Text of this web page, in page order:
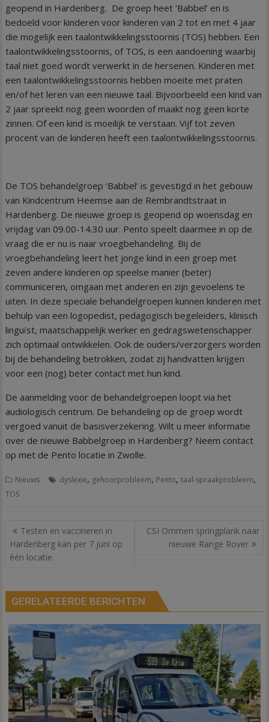
geopend in Hardenberg. De groep heet ‘Babbel’ en is
bedoeld voor kinderen voor kinderen van 2 tot en met 4 jaar
die mogelijk een taalontwikkelingsstoornis (TOS) hebben. Een
taalontwikkelingsstoornis, of TOS, is een aandoening waarbij
taal niet goed wordt verwerkt in de hersenen. Kinderen met
een taalontwikkelingsstoornis hebben moeite met praten
en/of het leren van een nieuwe taal. Bijvoorbeeld een kind van
2 jaar spreekt nog geen woorden of maakt nog geen korte
zinnen. Of een kind is moeilijk te verstaan. Vijf tot zeven
procent van de kinderen heeft een taalontwikkelingsstoornis.
De TOS behandelgroep ‘Babbel’ is gevestigd in het gebouw
van Kindcentrum Heemse aan de Rembrandtstraat in
Hardenberg. De nieuwe groep is geopend op woensdag en
vrijdag van 09.00-14.30 uur. Pento speelt daarmee in op de
vraag die er nu is naar vroegbehandeling. Bij de
vroegbehandeling leert het jonge kind in een groep met
zeven andere kinderen op speelse manier (beter)
communiceren, omgaan met anderen en zijn gevoelens te
uiten. In deze speciale behandelgroepen kunnen kinderen met
behulp van een logopedist, pedagogisch begeleiders, klinisch
linguïst, maatschappelijk werker en gedragswetenschapper
zich optimaal ontwikkelen. Ook de ouders/verzorgers worden
bij de behandeling betrokken, zodat zij handvatten krijgen
voor een (nog) beter contact met hun kind.
De aanmelding voor de behandelgroepen loopt via het
audiologisch centrum. De behandeling op de groep wordt
vergoed vanuit de basisverzekering. Wilt u meer informatie
over de nieuwe Babbelgroep in Hardenberg? Neem contact
op met de Pento locatie in Zwolle.
Nieuws dyslexie, gehoorprobleem, Pento,taal-spraakprobleem,
TOS
Bericht
navigatie
Testen en vaccineren in
Hardenberg kan per 7 juni op
één locatie.
CSI Ommen springplank naar
nieuwe Range Rover
GERELATEERDE BERICHTEN